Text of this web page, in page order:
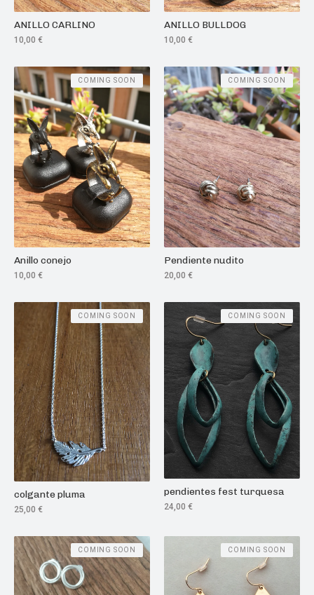
ANILLO CARLINO
10,00 €
ANILLO BULLDOG
10,00 €
Anillo conejo
10,00 €
COMING SOON
Pendiente nudito
20,00 €
COMING SOON
colgante pluma
25,00 €
COMING SOON
pendientes fest turquesa
24,00 €
COMING SOON
COMING SOON COMING SOON